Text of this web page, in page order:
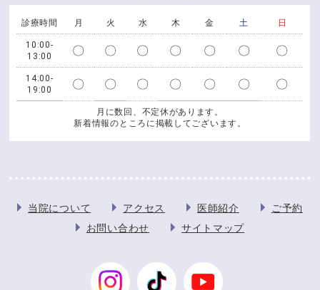
診療時間 月 火 水 木 金 土 日
10:00-
13:00
〇 〇 〇 〇 〇 〇 〇
14:00-
19:00
〇 〇 〇 〇 〇 〇 〇
月に数回、不定休があります。
新着情報のところに掲載してございます。
当院について アクセス 医師紹介
ご予約
お問い合わせ
サイトマップ